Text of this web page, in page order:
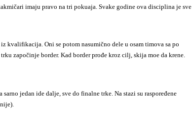
imaju pravo na tri pokuaja. Svake godine ova disciplina je sve
Oni se potom nasumično dele u osam timova sa po
započinje border. Kad border prođe kroz cilj, skija moe da krene.
jedan ide dalje, sve do finalne trke. Na stazi su raspoređene